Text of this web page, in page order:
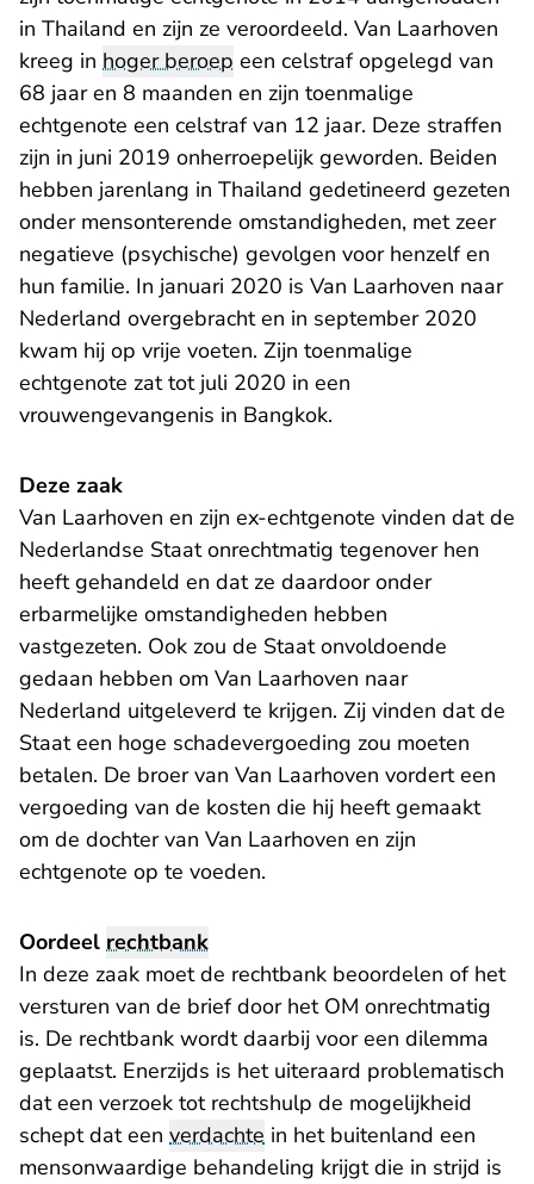
in Thailand en zijn ze veroordeeld. Van Laarhoven
kreeg in hoger beroep een celstraf opgelegd van
68 jaar en 8 maanden en zijn toenmalige
echtgenote een celstraf van 12 jaar. Deze straffen
zijn in juni 2019 onherroepelijk geworden. Beiden
hebben jarenlang in Thailand gedetineerd gezeten
onder mensonterende omstandigheden, met zeer
negatieve (psychische) gevolgen voor henzelf en
hun familie. In januari 2020 is Van Laarhoven naar
Nederland overgebracht en in september 2020
kwam hij op vrije voeten. Zijn toenmalige
echtgenote zat tot juli 2020 in een
vrouwengevangenis in Bangkok.
Deze zaak
Van Laarhoven en zijn ex-echtgenote vinden dat de
Nederlandse Staat onrechtmatig tegenover hen
heeft gehandeld en dat ze daardoor onder
erbarmelijke omstandigheden hebben
vastgezeten. Ook zou de Staat onvoldoende
gedaan hebben om Van Laarhoven naar
Nederland uitgeleverd te krijgen. Zij vinden dat de
Staat een hoge schadevergoeding zou moeten
betalen. De broer van Van Laarhoven vordert een
vergoeding van de kosten die hij heeft gemaakt
om de dochter van Van Laarhoven en zijn
echtgenote op te voeden.
Oordeel rechtbank
In deze zaak moet de rechtbank beoordelen of het
versturen van de brief door het OM onrechtmatig
is. De rechtbank wordt daarbij voor een dilemma
geplaatst. Enerzijds is het uiteraard problematisch
dat een verzoek tot rechtshulp de mogelijkheid
schept dat een verdachte in het buitenland een
mensonwaardige behandeling krijgt die in strijd is